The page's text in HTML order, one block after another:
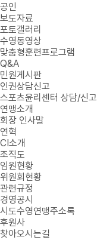
공인
보도자료
포토갤러리
수영동영상
맞춤형훈련프로그램
Q&A
민원게시판
인권상담신고
스포츠윤리센터 상담/신고
연맹소개
회장 인사말
연혁
CI소개
조직도
임원현황
위원회현황
관련규정
경영공시
시도수영연맹주소록
후원사
찾아오시는길